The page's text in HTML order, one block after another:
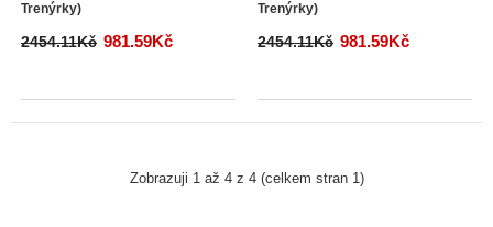
Trenýrky)
2454.11Kč 981.59Kč
Trenýrky)
2454.11Kč 981.59Kč
Zobrazuji 1 až 4 z 4 (celkem stran 1)